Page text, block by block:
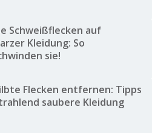
Schweißflecken auf
Kleidung: So
sie!
Flecken entfernen: Tipps
saubere Kleidung